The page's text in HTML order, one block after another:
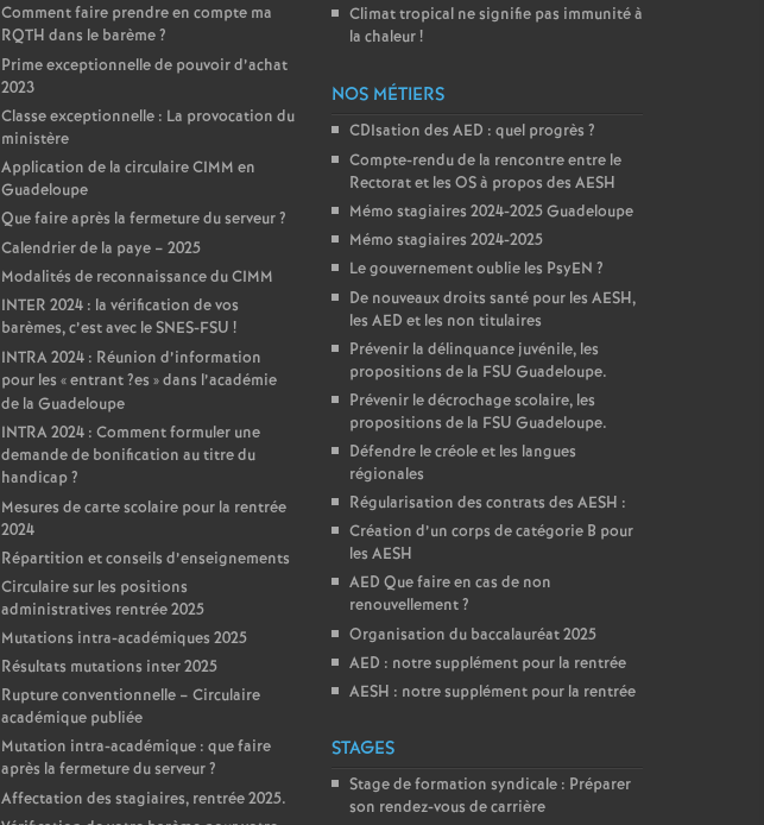
Comment faire prendre en compte ma
RQTH dans le barème?
Prime exceptionnelle de pouvoir d’achat
2023
Classe exceptionnelle : La provocation du
ministère
Application de la circulaire CIMM en
Guadeloupe
Que faire après la fermeture du serveur?
Calendrier de la paye – 2025
Modalités de reconnaissance du CIMM
INTER 2024 : la vérification de vos
barèmes, c’est avec le SNES-FSU !
INTRA 2024 : Réunion d’information
pour les «entrant?es » dans l’académie
de la Guadeloupe
INTRA 2024 : Comment formuler une
demande de bonification au titre du
handicap?
Mesures de carte scolaire pour la rentrée
2024
Répartition et conseils d’enseignements
Circulaire sur les positions
administratives rentrée 2025
Mutations intra-académiques 2025
Résultats mutations inter 2025
Rupture conventionnelle – Circulaire
académique publiée
Mutation intra-académique : que faire
après la fermeture du serveur?
Affectation des stagiaires, rentrée 2025.
Climat tropical ne signifie pas immunité à
la chaleur!
NOS MÉTIERS
CDIsation des AED : quel progrès ?
Compte-rendu de la rencontre entre le
Rectorat et les OS à propos des AESH
Mémo stagiaires 2024-2025 Guadeloupe
Mémo stagiaires 2024-2025
Le gouvernement oublie les PsyEN ?
De nouveaux droits santé pour les AESH,
les AED et les non titulaires
Prévenir la délinquance juvénile, les
propositions de la FSU Guadeloupe.
Prévenir le décrochage scolaire, les
propositions de la FSU Guadeloupe.
Défendre le créole et les langues
régionales
Régularisation des contrats des AESH :
Création d’un corps de catégorie B pour
les AESH
AED Que faire en cas de non
renouvellement?
Organisation du baccalauréat 2025
AED : notre supplément pour la rentrée
AESH : notre supplément pour la rentrée
STAGES
Stage de formation syndicale : Préparer
son rendez-vous de carrière